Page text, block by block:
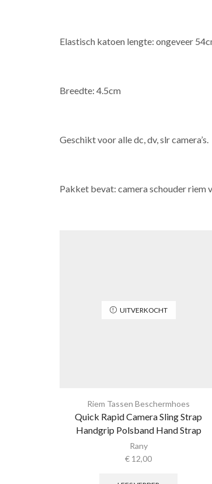
Elastisch katoen lengte: ongeveer
Breedte: 4.5cm
Geschikt voor alle dc, dv, slr camera’s.
Pakket bevat: camera schouder riem
UITVERKOCHT
Riem Tassen Beschermhoes
Quick Rapid Camera Sling Strap
Handgrip Polsband Hand Strap
Rany
€ 12,00